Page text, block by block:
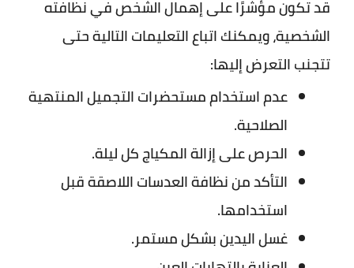
قد تكون مؤشرًا على إهمال الشخص في نظافته
الشخصية، ويمكنك اتباع التعليمات التالية حتى
تتجنب التعرض إليها:
عدم استخدام مستحضرات التجميل المنتهية
الصلاحية.
الحرص على إزالة المكياج كل ليلة.
التأكد من نظافة العدسات اللاصقة قبل
استخدامها.
غسل اليدين بشكل مستمر.